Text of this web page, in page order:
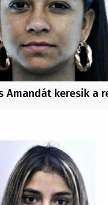
Amandát keresik a